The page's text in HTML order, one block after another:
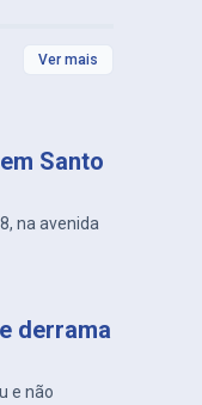
Ver mais
Santo
na avenida
derrama
e não